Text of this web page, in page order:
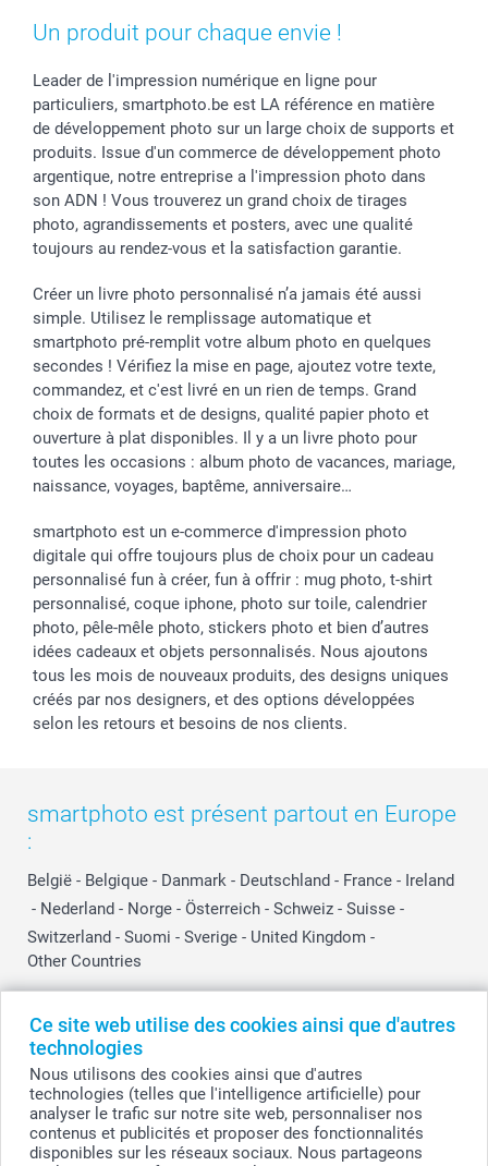
Ce site web utilise des cookies ainsi que d'autres
technologies
Nous utilisons des cookies ainsi que d'autres
technologies (telles que l'intelligence artificielle) pour
analyser le trafic sur notre site web, personnaliser nos
contenus et publicités et proposer des fonctionnalités
disponibles sur les réseaux sociaux. Nous partageons
Droit de rétractation
Un produit pour chaque envie !
Leader de l'impression numérique en ligne pour
particuliers, smartphoto.be est LA référence en matière
de développement photo sur un large choix de supports et
produits. Issue d'un commerce de développement photo
argentique, notre entreprise a l'impression photo dans
son ADN ! Vous trouverez un grand choix de tirages
photo, agrandissements et posters, avec une qualité
toujours au rendez-vous et la satisfaction garantie.
Créer un livre photo personnalisé n’a jamais été aussi
simple. Utilisez le remplissage automatique et
smartphoto pré-remplit votre album photo en quelques
secondes ! Vérifiez la mise en page, ajoutez votre texte,
commandez, et c'est livré en un rien de temps. Grand
choix de formats et de designs, qualité papier photo et
ouverture à plat disponibles. Il y a un livre photo pour
toutes les occasions : album photo de vacances, mariage,
naissance, voyages, baptême, anniversaire…
smartphoto est un e-commerce d'impression photo
digitale qui offre toujours plus de choix pour un cadeau
personnalisé fun à créer, fun à offrir : mug photo, t-shirt
personnalisé, coque iphone, photo sur toile, calendrier
photo, pêle-mêle photo, stickers photo et bien d’autres
idées cadeaux et objets personnalisés. Nous ajoutons
tous les mois de nouveaux produits, des designs uniques
créés par nos designers, et des options développées
selon les retours et besoins de nos clients.
smartphoto est présent partout en Europe
:
België - Belgique - Danmark - Deutschland - France - Ireland
- Nederland - Norge - Österreich - Schweiz - Suisse -
Switzerland - Suomi - Sverige - United Kingdom -
Other Countries
© smartphoto group. Tous droits réservés
smartphoto group SA.
Siège social : Kwatrechtsteenweg 160, 9230 Wetteren, Belgique
Tous les prix sont en EURO (€), TVA incluse et hors frais de port.